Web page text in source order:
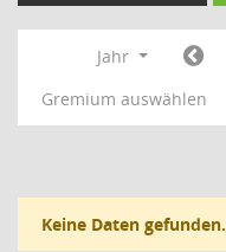
Jahr
Gremium auswählen
Keine Daten gefunden.